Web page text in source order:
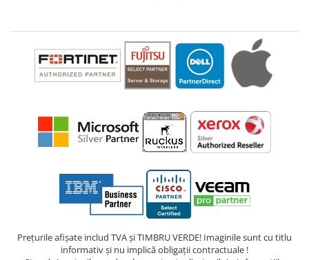
Prețurile afișate includ TVA și TIMBRU VERDE! Imaginile sunt cu titlu
informativ și nu implică obligații contractuale !